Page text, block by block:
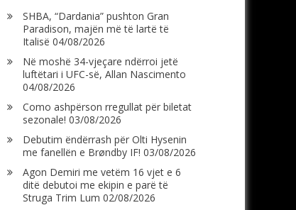
SHBA, “Dardania” pushton Gran
Paradison, majën më të lartë të
Italisë 04/08/2026
Në moshë 34-vjeçare ndërroi jetë
luftëtari i UFC-së, Allan Nascimento
04/08/2026
Como ashpërson rregullat për biletat
sezonale! 03/08/2026
Debutim ëndërrash për Olti Hysenin
me fanellën e Brøndby IF! 03/08/2026
Agon Demiri me vetëm 16 vjet e 6
ditë debutoi me ekipin e parë të
Struga Trim Lum 02/08/2026